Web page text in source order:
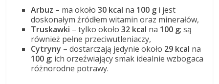
Arbuz – ma około30 kcal na 100 g i jest
doskonałym źródłem witamin oraz minerałów,
Truskawki – tylko około32 kcal na 100 g; są
również pełne przeciwutleniaczy,
Cytryny – dostarczają jedynie około 29 kcal na
100 g; ich orzeźwiający smak idealnie wzbogaca
różnorodne potrawy.